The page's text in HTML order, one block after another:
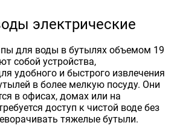
электрические
для воды в бутылях объемом 19
собой устройства,
удобного и быстрого извлечения
в более мелкую посуду. Они
в офисах, домах или на
доступ к чистой воде без
тяжелые бутыли.